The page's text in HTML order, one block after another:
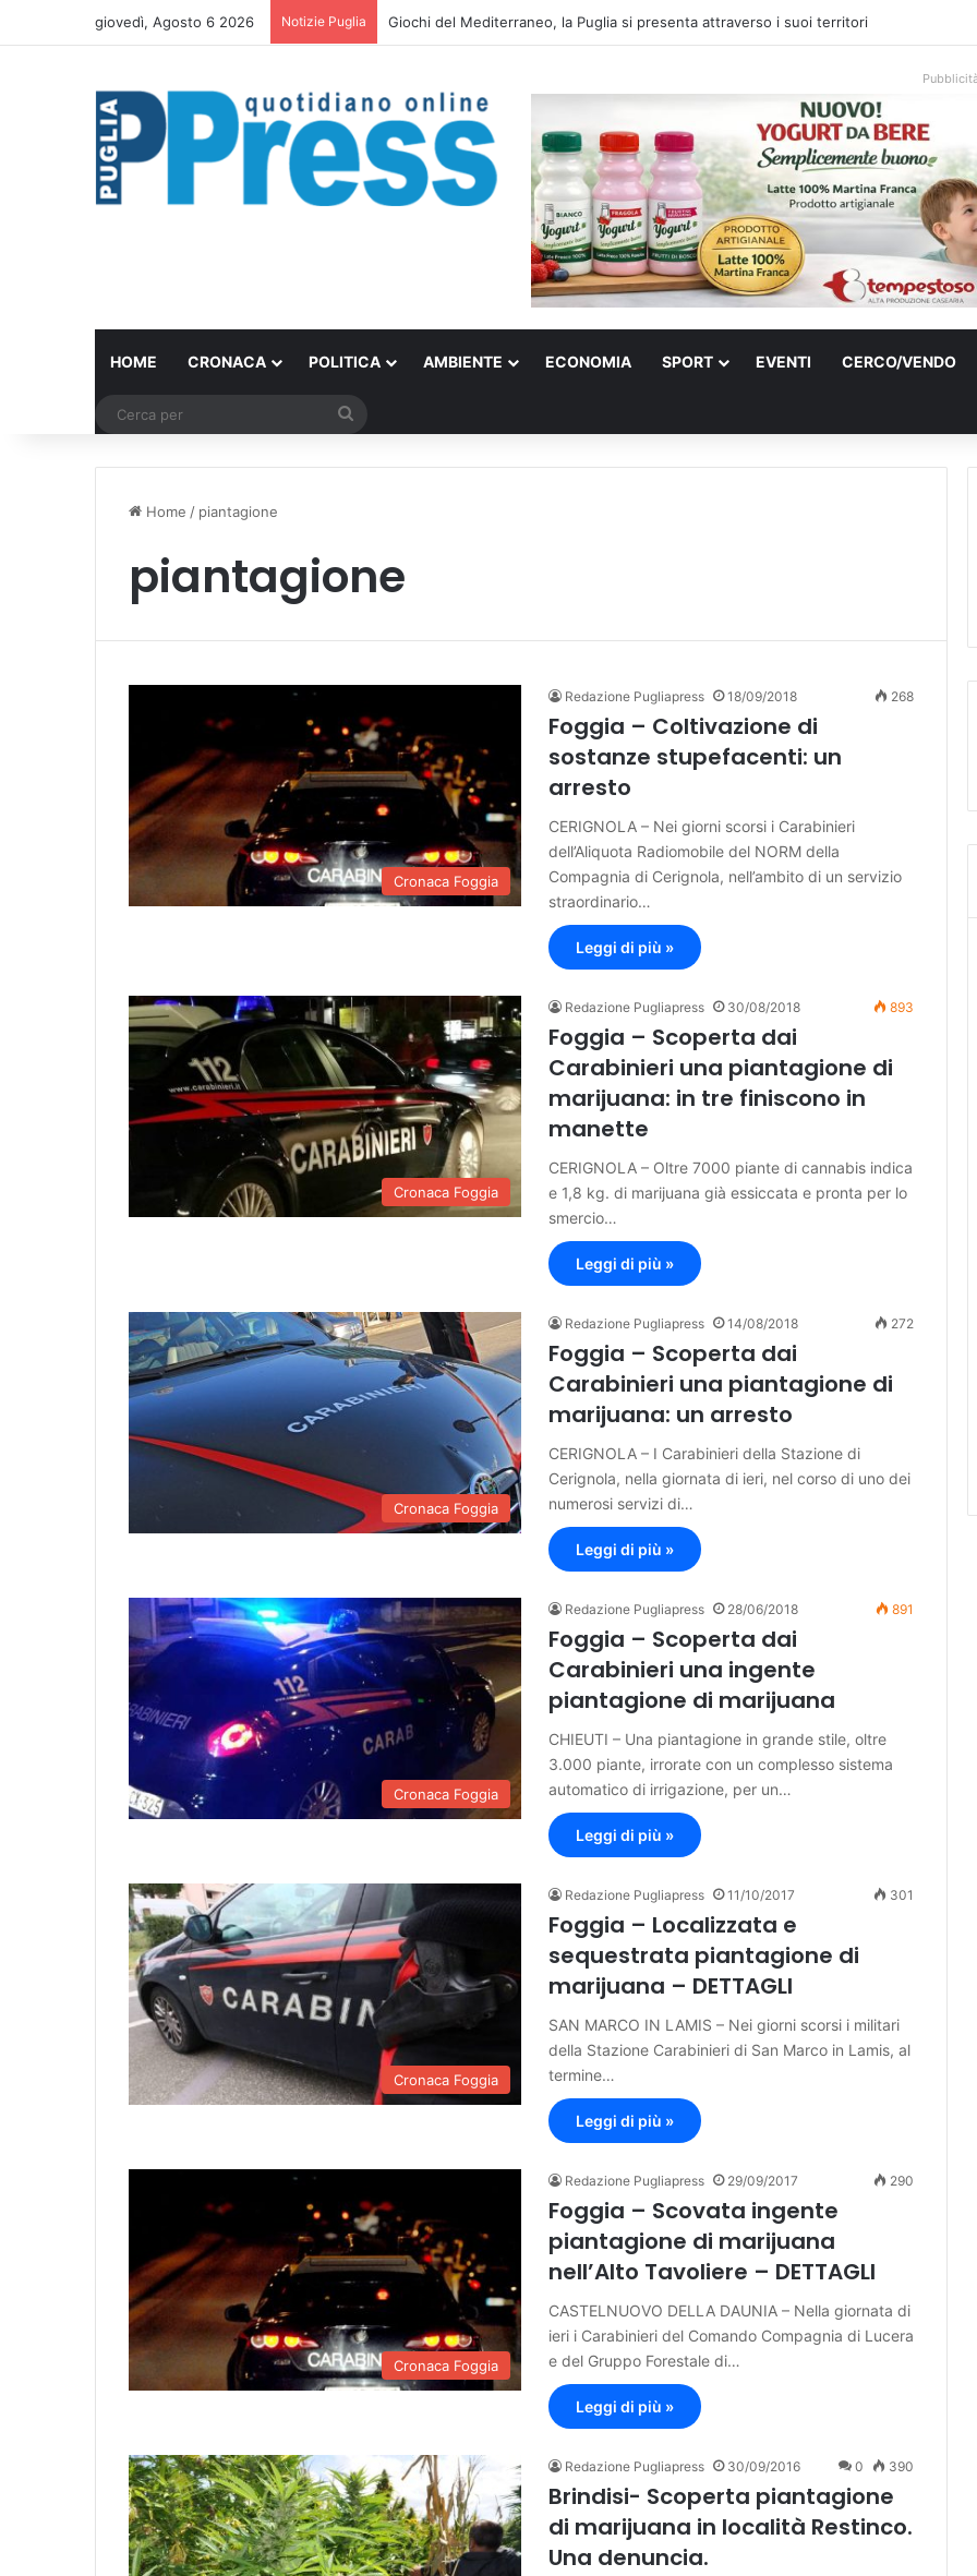
giovedì, Agosto 6 2026 Notizie Puglia Taranto, le prospettive di una città che prepara il proprio futuro
HOME CRONACA POLITICA AMBIENTE ECONOMIA SPORT EVENTI CERCO/VENDO
Home / piantagione
piantagione
Cronaca Foggia
Redazione Pugliapress 18/09/2018 268
Foggia – Coltivazione di
sostanze stupefacenti: un
arresto
CERIGNOLA – Nei giorni scorsi i Carabinieri
dell’Aliquota Radiomobile del NORM della
Compagnia di Cerignola, nell’ambito di un servizio
straordinario…
Leggi di più »
Cronaca Foggia
Redazione Pugliapress 30/08/2018 893
Foggia – Scoperta dai
Carabinieri una piantagione di
marijuana: in tre finiscono in
manette
CERIGNOLA – Oltre 7000 piante di cannabis indica
e 1,8 kg. di marijuana già essiccata e pronta per lo
smercio…
Leggi di più »
Cronaca Foggia
Redazione Pugliapress 14/08/2018 272
Foggia – Scoperta dai
Carabinieri una piantagione di
marijuana: un arresto
CERIGNOLA – I Carabinieri della Stazione di
Cerignola, nella giornata di ieri, nel corso di uno dei
numerosi servizi di…
Leggi di più »
Cronaca Foggia
Redazione Pugliapress 28/06/2018 891
Foggia – Scoperta dai
Carabinieri una ingente
piantagione di marijuana
CHIEUTI – Una piantagione in grande stile, oltre
3.000 piante, irrorate con un complesso sistema
automatico di irrigazione, per un…
Leggi di più »
Cronaca Foggia
Redazione Pugliapress 11/10/2017 301
Foggia – Localizzata e
sequestrata piantagione di
marijuana – DETTAGLI
SAN MARCO IN LAMIS – Nei giorni scorsi i militari
della Stazione Carabinieri di San Marco in Lamis, al
termine…
Leggi di più »
Cronaca Foggia
Redazione Pugliapress 29/09/2017 290
Foggia – Scovata ingente
piantagione di marijuana
nell’Alto Tavoliere – DETTAGLI
CASTELNUOVO DELLA DAUNIA – Nella giornata di
ieri i Carabinieri del Comando Compagnia di Lucera
e del Gruppo Forestale di…
Leggi di più »
Redazione Pugliapress 30/09/2016 0 390
Brindisi- Scoperta piantagione
di marijuana in località Restinco.
Una denuncia.